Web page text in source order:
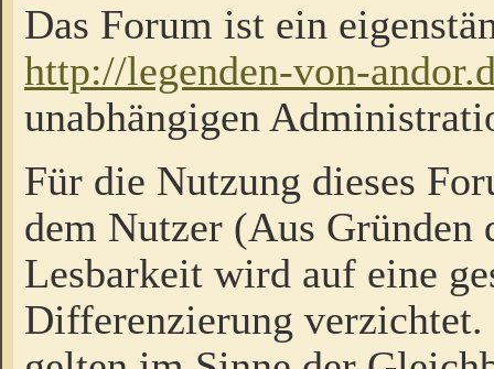
Das Forum ist ein
http://legenden-von-
unabhängigen
Für die Nutzung dieses
dem Nutzer (Aus Gründen
Lesbarkeit wird auf eine
Differenzierung